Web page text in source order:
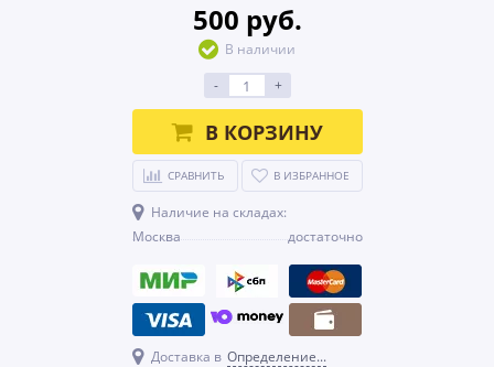
500 руб.
В наличии
-
+
В КОРЗИНУ
СРАВНИТЬ В ИЗБРАННОЕ
Наличие на складах:
Москва
достаточно
Доставка в Определение...